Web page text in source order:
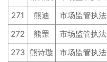
271
熊迪 市场监管执法
272
熊罡 市场监管执法
273 熊诗璇 市场监管执法